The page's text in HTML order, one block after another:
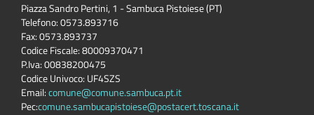
Piazza Sandro Pertini, 1 - Sambuca Pistoiese (PT)
Telefono: 0573.893716
Fax: 0573.893737
Codice Fiscale: 80009370471
P.Iva: 00838200475
Codice Univoco: UF4SZS
Email:comune@comune.sambuca.pt.it
Pec:comune.sambucapistoiese@postacert.toscana.it